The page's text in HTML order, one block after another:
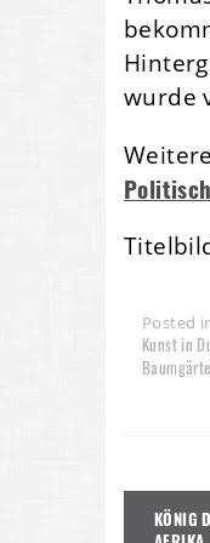
wurde
Posted
Kunst in
KÖNIG